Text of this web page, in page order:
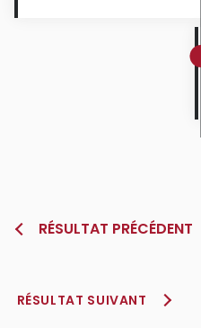
RÉSULTAT PRÉCÉDENT
RÉSULTAT SUIVANT